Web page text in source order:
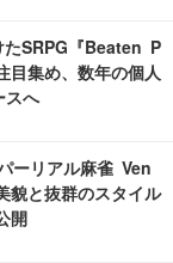
たSRPG『Beaten P
目集め、数年の個人
スへ
ーリアル麻雀 Ven
と抜群のスタイル
開